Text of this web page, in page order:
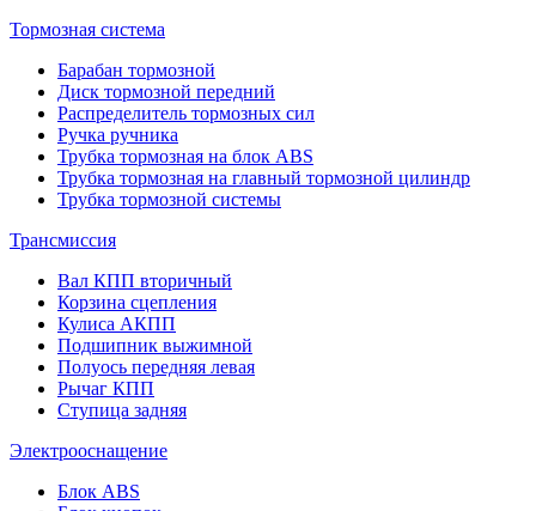
Тормозная система
Барабан тормозной
Диск тормозной передний
Распределитель тормозных сил
Ручка ручника
Трубка тормозная на блок ABS
Трубка тормозная на главный тормозной цилиндр
Трубка тормозной системы
Трансмиссия
Вал КПП вторичный
Корзина сцепления
Кулиса АКПП
Подшипник выжимной
Полуось передняя левая
Рычаг КПП
Ступица задняя
Электрооснащение
Блок ABS